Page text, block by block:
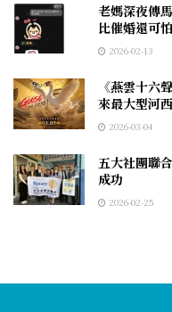
老媽深夜傳
比催婚還可怕
2026-02-13
《燕雲十
來最大型河
2026-03-04
五大社團聯
成功
2026-02-25